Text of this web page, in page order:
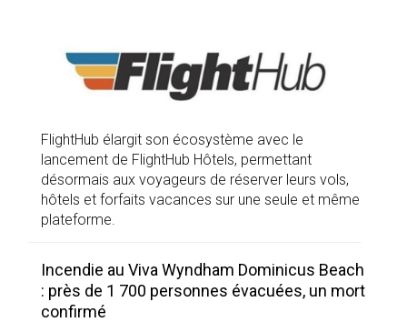
FlightHub élargit son écosystème avec le
lancement de FlightHub Hôtels, permettant
désormais aux voyageurs de réserver leurs vols,
hôtels et forfaits vacances sur une seule et même
plateforme.
Incendie au Viva Wyndham Dominicus Beach
: près de 1 700 personnes évacuées, un mort
confirmé